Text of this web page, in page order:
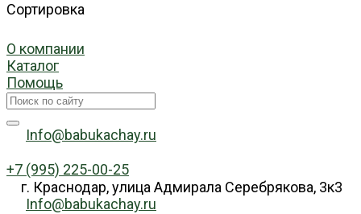
Сортировка
О компании
Каталог
Помощь
Info@babukachay.ru
+7 (995) 225-00-25
г. Краснодар, улица Адмирала Серебрякова, 3к3
Info@babukachay.ru